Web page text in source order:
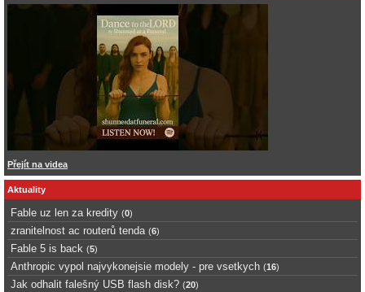
Přejít na videa
Aktuality
Fable uz len za kredity (0)
zranitelnost ac routerů tenda (6)
Fable 5 is back (5)
Anthropic vypol najvykonejsie modely - pre vsetkych (16)
Jak odhalit falešný USB flash disk? (20)